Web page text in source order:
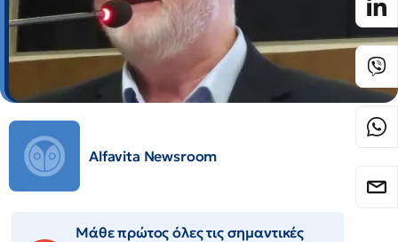
Alfavita Newsroom
Μάθε πρώτος όλες τις σημαντικές